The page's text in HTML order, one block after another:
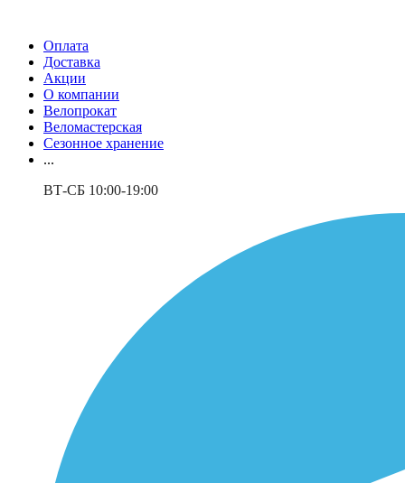
Оплата
Доставка
Акции
О компании
Велопрокат
Веломастерская
Сезонное хранение
...
ВТ-СБ 10:00-19:00